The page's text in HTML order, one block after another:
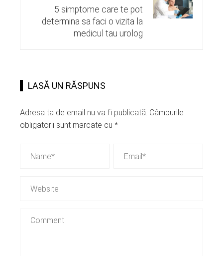
5 simptome care te pot
determina sa faci o vizita la
medicul tau urolog
LASĂ UN RĂSPUNS
Adresa ta de email nu va fi publicată. Câmpurile
obligatorii sunt marcate cu *